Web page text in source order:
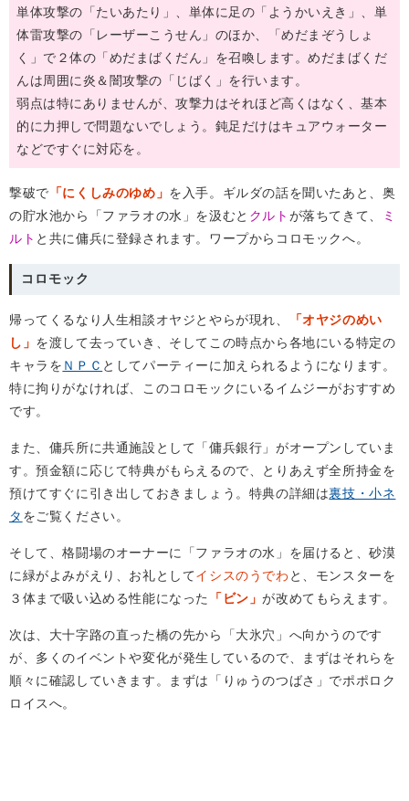
単体攻撃の「たいあたり」、単体に足の「ようかいえき」、単
体雷攻撃の「レーザーこうせん」のほか、「めだまぞうしょ
く」で２体の「めだまばくだん」を召喚します。めだまばくだ
んは周囲に炎＆闇攻撃の「じばく」を行います。
弱点は特にありませんが、攻撃力はそれほど高くはなく、基本
的に力押しで問題ないでしょう。鈍足だけはキュアウォーター
などですぐに対応を。
撃破で 「にくしみのゆめ」 を入手。ギルダの話を聞いたあと、奥
の貯水池から「ファラオの水」を汲むと クルト が落ちてきて、
ミ
ルト と共に傭兵に登録されます。ワープからコロモックへ。
コロモック
帰ってくるなり人生相談オヤジとやらが現れ、
「オヤジのめい
し」 を渡して去っていき、そしてこの時点から各地にいる特定の
キャラを ＮＰＣ としてパーティーに加えられるようになります。
特に拘りがなければ、このコロモックにいるイムジーがおすすめ
です。
また、傭兵所に共通施設として「傭兵銀行」がオープンしていま
す。預金額に応じて特典がもらえるので、とりあえず全所持金を
預けてすぐに引き出しておきましょう。特典の詳細は裏技・小ネ
タ をご覧ください。
そして、格闘場のオーナーに「ファラオの水」を届けると、砂漠
に緑がよみがえり、お礼としてイシスのうでわ と、モンスターを
３体まで吸い込める性能になった
「ビン」が改めてもらえます。
次は、大十字路の直った橋の先から「大氷穴」へ向かうのです
が、多くのイベントや変化が発生しているので、まずはそれらを
順々に確認していきます。まずは「りゅうのつばさ」でポポロク
ロイスへ。